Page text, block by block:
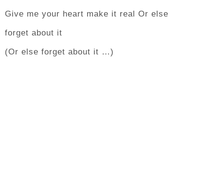
Give me your heart make it real Or else
forget about it
(Or else forget about it …)